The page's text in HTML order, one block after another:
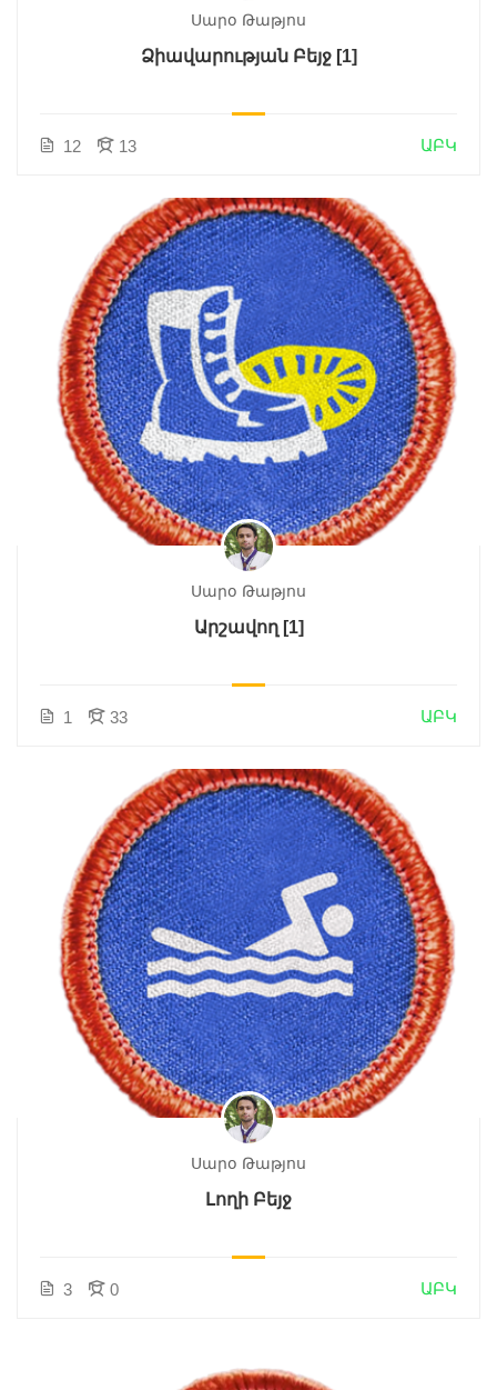
Սարօ Թաթյոս
Ձիավարության Բեյջ [1]
12 13 ԱԲԿ
Սարօ Թաթյոս
Արշավող [1]
1 33 ԱԲԿ
Սարօ Թաթյոս
Լողի Բեյջ
3 0 ԱԲԿ